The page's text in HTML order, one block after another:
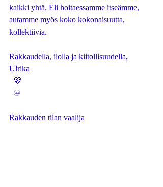
kaikki yhtä. Eli hoitaessamme itseämme,
autamme myös koko kokonaisuutta,
kollektiivia.
Rakkaudella, ilolla ja kiitollisuudella,
Ulrika
  💜
  ♾️
Rakkauden tilan vaalija